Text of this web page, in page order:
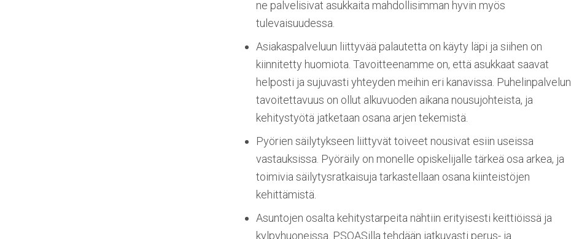
ne palvelisivat asukkaita mahdollisimman hyvin myös
tulevaisuudessa.
Asiakaspalveluun liittyvää palautetta on käyty läpi ja siihen on
kiinnitetty huomiota. Tavoitteenamme on, että asukkaat saavat
helposti ja sujuvasti yhteyden meihin eri kanavissa. Puhelinpalvelun
tavoitettavuus on ollut alkuvuoden aikana nousujohteista, ja
kehitystyötä jatketaan osana arjen tekemistä.
Pyörien säilytykseen liittyvät toiveet nousivat esiin useissa
vastauksissa. Pyöräily on monelle opiskelijalle tärkeä osa arkea, ja
toimivia säilytysratkaisuja tarkastellaan osana kiinteistöjen
kehittämistä.
Asuntojen osalta kehitystarpeita nähtiin erityisesti keittiöissä ja
kylpyhuoneissa. PSOASilla tehdään jatkuvasti perus- ja